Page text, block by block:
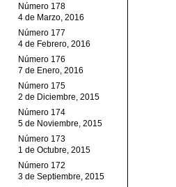
Número 178
4 de Marzo, 2016
Número 177
4 de Febrero, 2016
Número 176
7 de Enero, 2016
Número 175
2 de Diciembre, 2015
Número 174
5 de Noviembre, 2015
Número 173
1 de Octubre, 2015
Número 172
3 de Septiembre, 2015